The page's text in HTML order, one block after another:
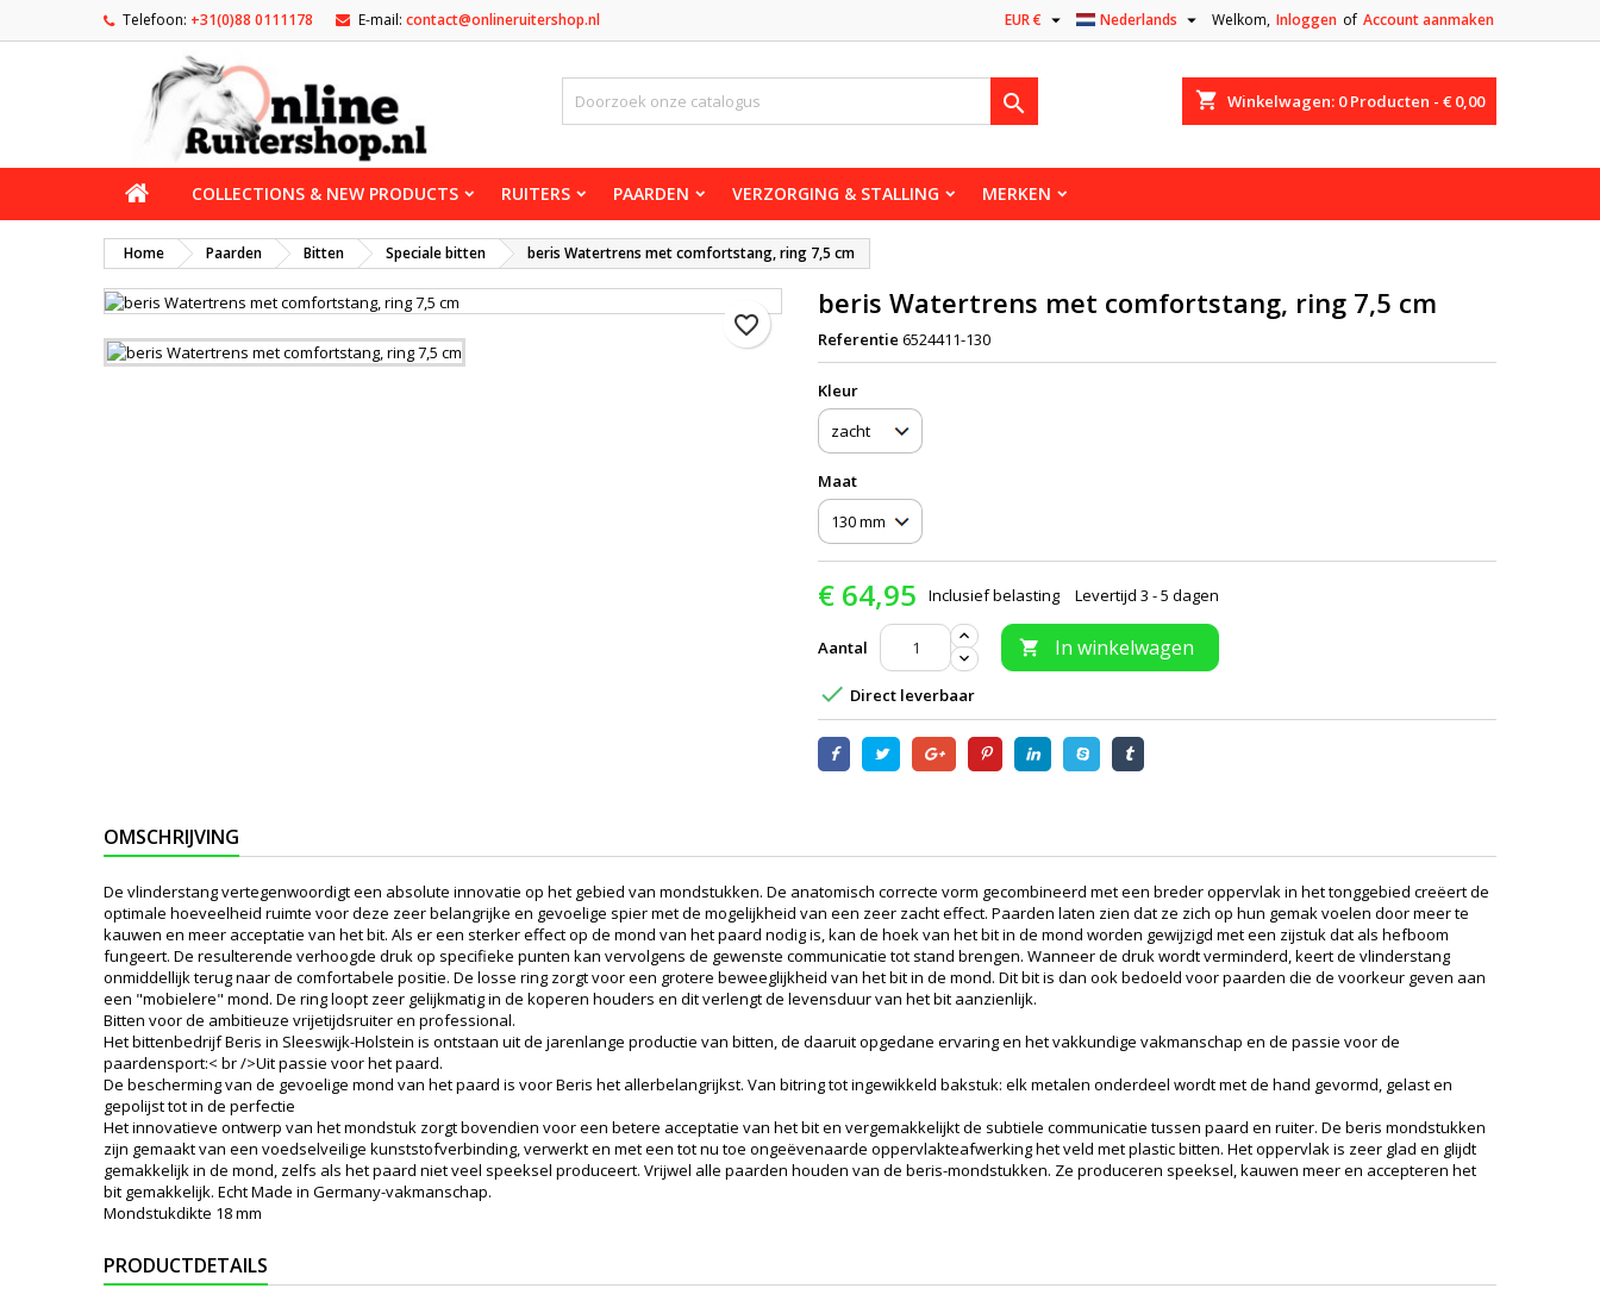
Telefoon: +31(0)88 0111178 E-mail: contact@onlineruitershop.nl Welkom, Inloggen of Account aanmaken
Nederlands 
EUR € 
shopping_cart Winkelwagen: 0Producten - € 0,00

COLLECTIONS & NEW PRODUCTS RUITERS PAARDEN VERZORGING & STALLING MERKEN
Home Paarden Bitten Speciale bitten beris Watertrens met comfortstang, ring 7,5 cm
favorite_border
beris Watertrens met comfortstang, ring 7,5 cm
Referentie 6524411-130
Kleur
Maat
€ 64,95 Inclusief belasting Levertijd 3 - 5 dagen
Aantal  In winkelwagen
 Direct leverbaar
OMSCHRIJVING
De vlinderstang vertegenwoordigt een absolute innovatie op het gebied van mondstukken. De anatomisch correcte vorm gecombineerd met een breder oppervlak in het tonggebied creëert de
optimale hoeveelheid ruimte voor deze zeer belangrijke en gevoelige spier met de mogelijkheid van een zeer zacht effect. Paarden laten zien dat ze zich op hun gemak voelen door meer te
kauwen en meer acceptatie van het bit. Als er een sterker effect op de mond van het paard nodig is, kan de hoek van het bit in de mond worden gewijzigd met een zijstuk dat als hefboom
fungeert. De resulterende verhoogde druk op specifieke punten kan vervolgens de gewenste communicatie tot stand brengen. Wanneer de druk wordt verminderd, keert de vlinderstang
onmiddellijk terug naar de comfortabele positie. De losse ring zorgt voor een grotere beweeglijkheid van het bit in de mond. Dit bit is dan ook bedoeld voor paarden die de voorkeur geven aan
een "mobielere" mond. De ring loopt zeer gelijkmatig in de koperen houders en dit verlengt de levensduur van het bit aanzienlijk.
Bitten voor de ambitieuze vrijetijdsruiter en professional.
Het bittenbedrijf Beris in Sleeswijk-Holstein is ontstaan ​​uit de jarenlange productie van bitten, de daaruit opgedane ervaring en het vakkundige vakmanschap en de passie voor de
paardensport:< br />Uit passie voor het paard.
De bescherming van de gevoelige mond van het paard is voor Beris het allerbelangrijkst. Van bitring tot ingewikkeld bakstuk: elk metalen onderdeel wordt met de hand gevormd, gelast en
gepolijst tot in de perfectie
Het innovatieve ontwerp van het mondstuk zorgt bovendien voor een betere acceptatie van het bit en vergemakkelijkt de subtiele communicatie tussen paard en ruiter. De beris mondstukken
zijn gemaakt van een voedselveilige kunststofverbinding, verwerkt en met een tot nu toe ongeëvenaarde oppervlakteafwerking het veld met plastic bitten. Het oppervlak is zeer glad en glijdt
gemakkelijk in de mond, zelfs als het paard niet veel speeksel produceert. Vrijwel alle paarden houden van de beris-mondstukken. Ze produceren speeksel, kauwen meer en accepteren het
bit gemakkelijk. Echt Made in Germany-vakmanschap.
Mondstukdikte 18 mm
PRODUCTDETAILS